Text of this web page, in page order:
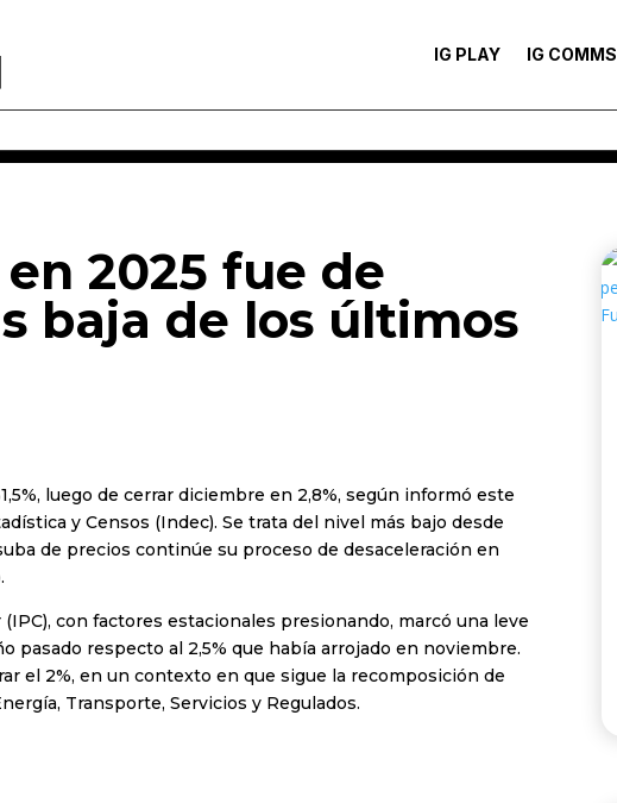
IG PLAY IG COMMS
2025 fue de
baja de los últimos
luego de cerrar diciembre en 2,8%, según informó este
y Censos (Indec). Se trata del nivel más bajo desde
de precios continúe su proceso de desaceleración en
con factores estacionales presionando, marcó una leve
pasado respecto al 2,5% que había arrojado en noviembre.
el 2%, en un contexto en que sigue la recomposición de
Transporte, Servicios y Regulados.